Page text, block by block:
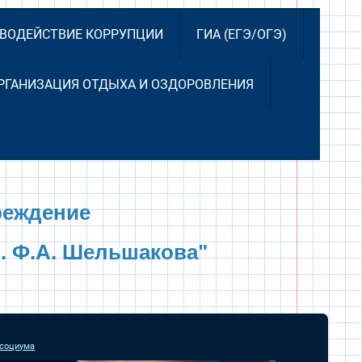
КОРРУПЦИИ ГИА (ЕГЭ/ОГЭ)
ОТДЫХА И ОЗДОРОВЛЕНИЯ
Ф.А. Шельшакова"